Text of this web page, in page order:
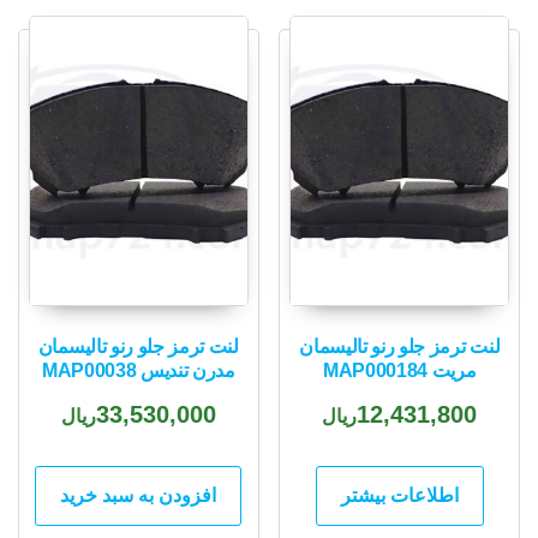
لنت ترمز جلو رنو تالیسمان
مریت MAP000184
12,431,800ریال
اطلاعات بیشتر
لنت ترمز جلو رنو تالیسمان
مدرن تندیس MAP00038
33,530,000ریال
افزودن به سبد خرید